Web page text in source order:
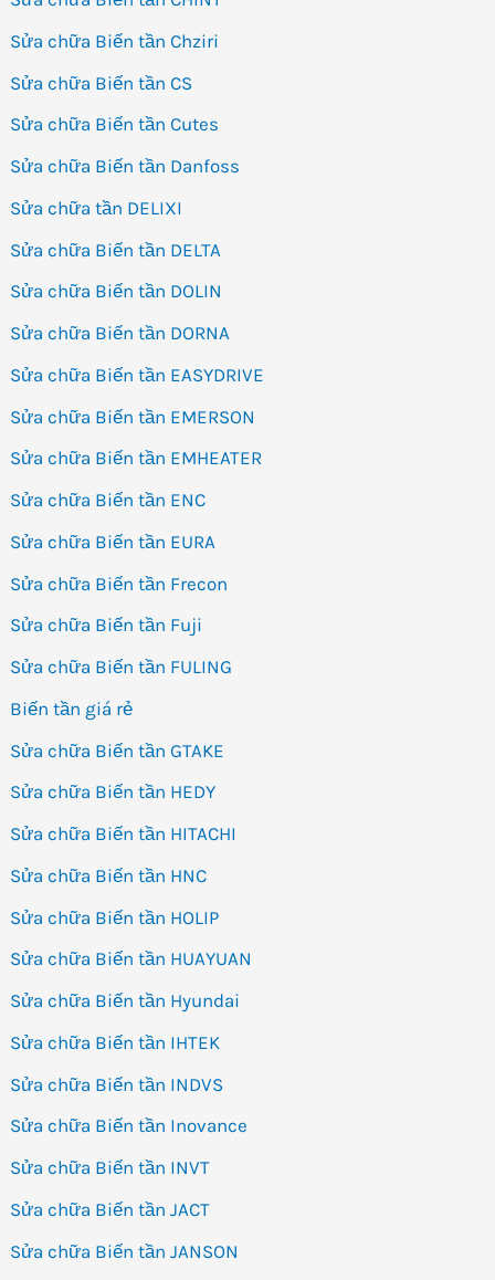
Sửa chữa Biến tần Chziri
Sửa chữa Biến tần CS
Sửa chữa Biến tần Cutes
Sửa chữa Biến tần Danfoss
Sửa chữa tần DELIXI
Sửa chữa Biến tần DELTA
Sửa chữa Biến tần DOLIN
Sửa chữa Biến tần DORNA
Sửa chữa Biến tần EASYDRIVE
Sửa chữa Biến tần EMERSON
Sửa chữa Biến tần EMHEATER
Sửa chữa Biến tần ENC
Sửa chữa Biến tần EURA
Sửa chữa Biến tần Frecon
Sửa chữa Biến tần Fuji
Sửa chữa Biến tần FULING
Biến tần giá rẻ
Sửa chữa Biến tần GTAKE
Sửa chữa Biến tần HEDY
Sửa chữa Biến tần HITACHI
Sửa chữa Biến tần HNC
Sửa chữa Biến tần HOLIP
Sửa chữa Biến tần HUAYUAN
Sửa chữa Biến tần Hyundai
Sửa chữa Biến tần IHTEK
Sửa chữa Biến tần INDVS
Sửa chữa Biến tần Inovance
Sửa chữa Biến tần INVT
Sửa chữa Biến tần JACT
Sửa chữa Biến tần JANSON